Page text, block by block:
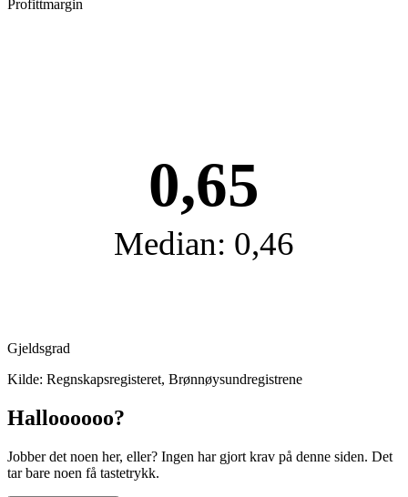
Profittmargin
0,65
Median: 0,46
Gjeldsgrad
Kilde: Regnskapsregisteret, Brønnøysundregistrene
Halloooooo?
Jobber det noen her, eller? Ingen har gjort krav på denne siden. Det
tar bare noen få tastetrykk.